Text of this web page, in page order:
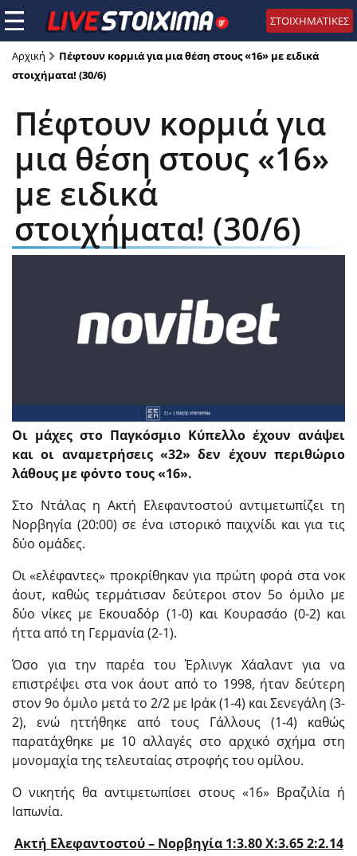
ΣΤΟΙΧΗΜΑΤΙΚΕΣ
Αρχική
Πέφτουν κορμιά για μια θέση στους «16» με ειδικά
στοιχήματα! (30/6)
Πέφτουν κορμιά για
μια θέση στους «16»
με ειδικά
στοιχήματα! (30/6)
Οι μάχες στο Παγκόσμιο Κύπελλο έχουν ανάψει
και οι αναμετρήσεις «32» δεν έχουν περιθώριο
λάθους με φόντο τους «16».
Στο Ντάλας η Ακτή Ελεφαντοστού αντιμετωπίζει τη
Νορβηγία (20:00) σε ένα ιστορικό παιχνίδι και για τις
δύο ομάδες.
Οι «ελέφαντες» προκρίθηκαν για πρώτη φορά στα νοκ
άουτ, καθώς τερμάτισαν δεύτεροι στον 5ο όμιλο με
δύο νίκες με Εκουαδόρ (1-0) και Κουρασάο (0-2) και
ήττα από τη Γερμανία (2-1).
Όσο για την παρέα του Έρλινγκ Χάαλαντ για να
επιστρέψει στα νοκ άουτ από το 1998, ήταν δεύτερη
στον 9ο όμιλο μετά το 2/2 με Ιράκ (1-4) και Σενεγάλη (3-
2), ενώ ηττήθηκε από τους Γάλλους (1-4) καθώς
παρατάχθηκε με 10 αλλαγές στο αρχικό σχήμα στη
μονομαχία της τελευταίας στροφής του ομίλου.
Ο νικητής θα αντιμετωπίσει στους «16» Βραζιλία ή
Ιαπωνία.
Ακτή Ελεφαντοστού – Νορβηγία 1:3.80 X:3.65 2:2.14